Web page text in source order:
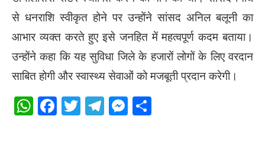
से धनराशि स्वीकृत होने पर उन्होंने सांसद अनिल बलूनी का
आभार व्यक्त करते हुए इसे जनहित में महत्वपूर्ण कदम बताया।
उन्होंने कहा कि यह सुविधा जिले के हजारों लोगों के लिए वरदान
साबित होगी और स्वास्थ्य सेवाओं को मजबूती प्रदान करेगी।
WhatsApp
Facebook
Twitter
Telegram
Messenger